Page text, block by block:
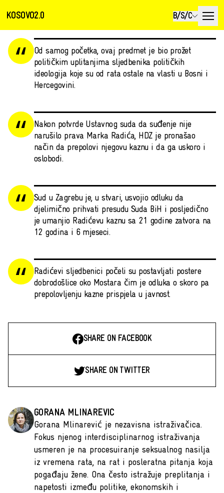
KOSOVO2.0 B/S/C
Od samog početka, ovaj predmet je bio prožet
političkim uplitanjima sljedbenika političkih
ideologija koje su od rata ostale na vlasti u Bosni i
Hercegovini.
Nakon potvrde Ustavnog suda da suđenje nije
narušilo prava Marka Radića, HDZ je pronašao
način da prepolovi njegovu kaznu i da ga uskoro i
oslobodi.
Sud u Zagrebu je, u stvari, usvojio odluku da
djelimično prihvati presudu Suda BiH i posljedično
je umanjio Radićevu kaznu sa 21 godine zatvora na
12 godina i 6 mjeseci.
Radićevi sljedbenici počeli su postavljati postere
dobrodošlice oko Mostara čim je odluka o skoro pa
prepolovljenju kazne prispjela u javnost.
SHARE ON FACEBOOK
SHARE ON TWITTER
GORANA MLINAREVIC
Gorana Mlinarević je nezavisna istraživačica.
Fokus njenog interdisciplinarnog istraživanja
usmeren je na procesuiranje seksualnog nasilja
iz vremena rata, na rat i posleratna pitanja koja
pogađaju žene. Ona često istražuje preplitanja i
napetosti između politike, ekonomskih i